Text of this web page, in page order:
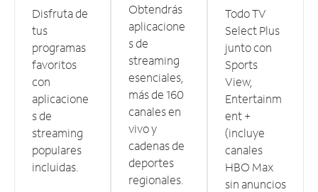
Disfruta de
tus
programas
favoritos
con
aplicacione
s de
streaming
populares
incluidas.
Obtendrás
aplicacione
s de
streaming
esenciales,
más de 160
canales en
vivo y
cadenas de
deportes
regionales.
Todo TV
Select Plus
junto con
Sports
View,
Entertainm
ent +
(incluye
canales
HBO Max
sin anuncios